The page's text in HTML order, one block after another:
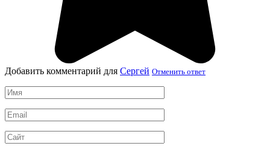
Добавить комментарий для Сергей Отменить ответ
Имя
*
Email
*
Сайт